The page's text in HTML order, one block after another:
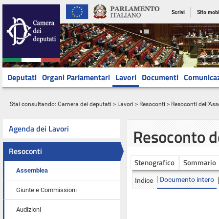
Scrivi Sito
Deputati Organi Parlamentari Lavori Documenti
Stai consultando: Camera dei deputati > Lavori > Resoconti > Resoconti
Agenda dei Lavori
Resoconti
Assemblea
Giunte e Commissioni
Audizioni
Resoconto
Stenografico Sommario
Indice Documento intero